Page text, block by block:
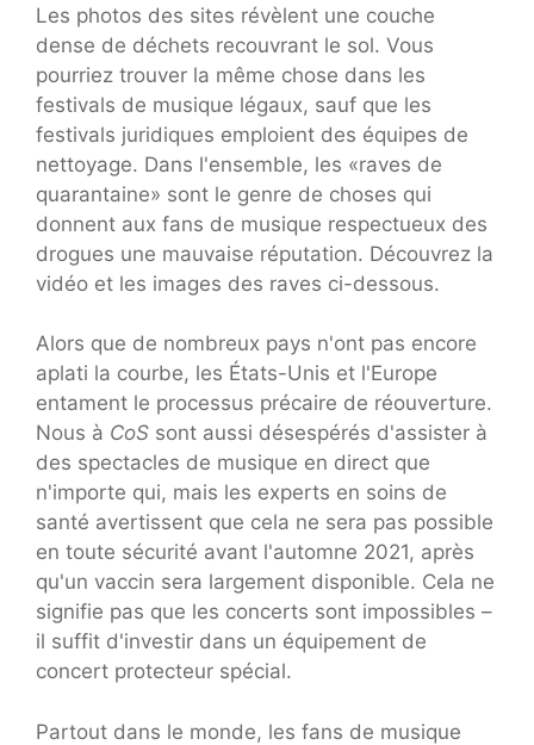
Les photos des sites révèlent une couche
dense de déchets recouvrant le sol. Vous
pourriez trouver la même chose dans les
festivals de musique légaux, sauf que les
festivals juridiques emploient des équipes de
nettoyage. Dans l'ensemble, les «raves de
quarantaine» sont le genre de choses qui
donnent aux fans de musique respectueux des
drogues une mauvaise réputation. Découvrez la
vidéo et les images des raves ci-dessous.
Alors que de nombreux pays n'ont pas encore
aplati la courbe, les États-Unis et l'Europe
entament le processus précaire de réouverture.
Nous à CoS sont aussi désespérés d'assister à
des spectacles de musique en direct que
n'importe qui, mais les experts en soins de
santé avertissent que cela ne sera pas possible
en toute sécurité avant l'automne 2021, après
qu'un vaccin sera largement disponible. Cela ne
signifie pas que les concerts sont impossibles –
il suffit d'investir dans un équipement de
concert protecteur spécial.
Partout dans le monde, les fans de musique